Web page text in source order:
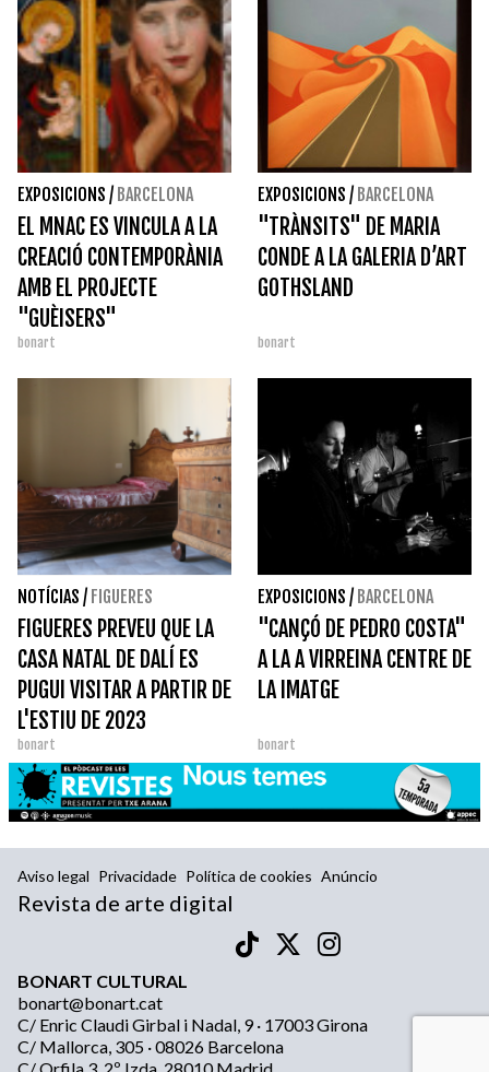
EXPOSICIONS / BARCELONA
EL MNAC ES VINCULA A LA
CREACIÓ CONTEMPORÀNIA
AMB EL PROJECTE
"GUÈISERS"
bonart
EXPOSICIONS / BARCELONA
"TRÀNSITS" DE MARIA
CONDE A LA GALERIA D’ART
GOTHSLAND
bonart
NOTÍCIAS / FIGUERES
FIGUERES PREVEU QUE LA
CASA NATAL DE DALÍ ES
PUGUI VISITAR A PARTIR DE
L'ESTIU DE 2023
bonart
EXPOSICIONS / BARCELONA
"CANÇÓ DE PEDRO COSTA"
A LA A VIRREINA CENTRE DE
LA IMATGE
bonart
Aviso legal Privacidade Política de cookies Anúncio
Revista de arte digital
BONART CULTURAL
bonart@bonart.cat
C/ Enric Claudi Girbal i Nadal, 9 · 17003 Girona
C/ Mallorca, 305 · 08026 Barcelona